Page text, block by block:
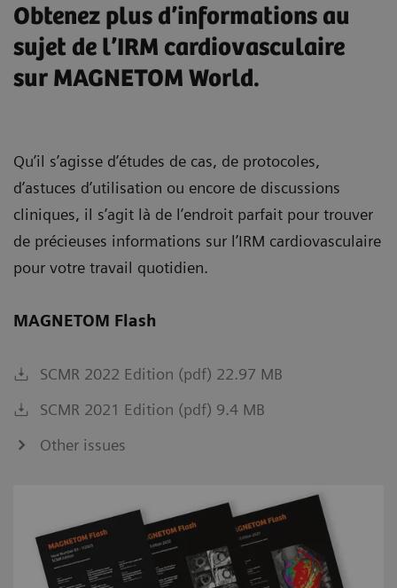
Obtenez plus d’informations au
sujet de l’IRM cardiovasculaire
sur MAGNETOM World.
Qu’il s’agisse d’études de cas, de protocoles,
d’astuces d’utilisation ou encore de discussions
cliniques, il s’agit là de l’endroit parfait pour trouver
de précieuses informations sur l’IRM cardiovasculaire
pour votre travail quotidien.
MAGNETOM Flash
SCMR 2022 Edition (pdf) 22.97 MB
SCMR 2021 Edition (pdf) 9.4 MB
Other issues